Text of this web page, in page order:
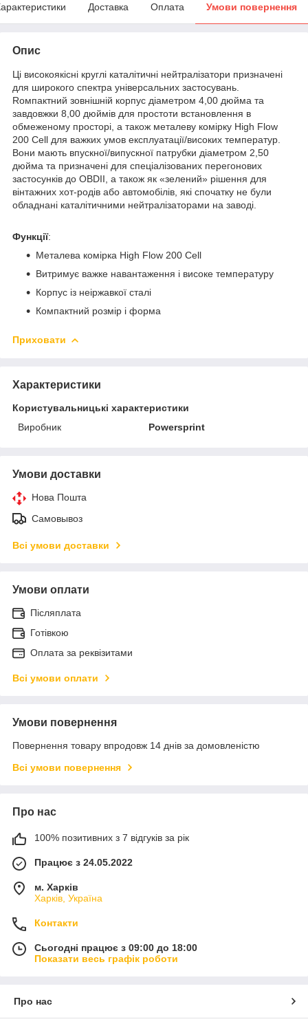
Доставка Оплата Умови повернення
Опис
Ці високоякісні круглі каталітичні нейтралізатори призначені
для широкого спектра універсальних застосувань.
Rомпактний зовнішній корпус діаметром 4,00 дюйма та
завдовжки 8,00 дюймів для простоти встановлення в
обмеженому просторі, а також металеву комірку High Flow
200 Cell для важких умов експлуатації/високих температур.
Вони мають впускної/випускної патрубки діаметром 2,50
дюйма та призначені для спеціалізованих перегонових
застосунків до OBDII, а також як «зелений» рішення для
вінтажних хот-родів або автомобілів, які спочатку не були
обладнані каталітичними нейтралізаторами на заводі.
Функції:
Металева комірка High Flow 200 Cell
Витримує важке навантаження і високе температуру
Корпус із неіржавкої сталі
Компактний розмір і форма
Приховати
Характеристики
Користувальницькі характеристики
Виробник
Powersprint
Умови доставки
Нова Пошта
Самовывоз
Всі умови доставки
Умови оплати
Післяплата
Готівкою
Оплата за реквізитами
Всі умови оплати
Умови повернення
Повернення товару впродовж 14 днів за домовленістю
Всі умови повернення
Про нас
100% позитивних з 7 відгуків за рік
Працює з 24.05.2022
м. Харків
Харків, Україна
Контакти
Сьогодні працює з 09:00 до 18:00
Показати весь графік роботи
Про нас